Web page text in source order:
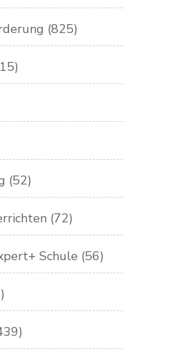
(825)
(52)
(72)
Schule (56)